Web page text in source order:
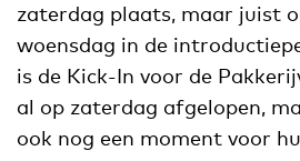
zaterdag plaats, maar juist
woensdag in de
is de Kick-In voor de
al op zaterdag afgelopen,
ook nog een moment voor